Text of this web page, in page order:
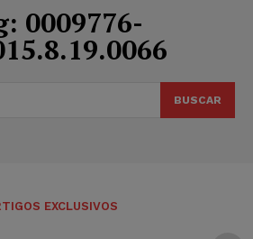
0009776-
BUSCAR
EXCLUSIVOS